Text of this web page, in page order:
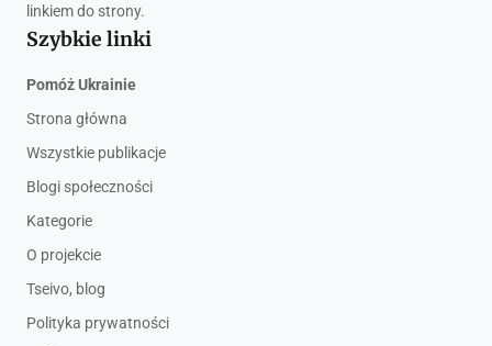
linkiem do strony.
Szybkie linki
Pomóż Ukrainie
Strona główna
Wszystkie publikacje
Blogi społeczności
Kategorie
O projekcie
Tseivo, blog
Polityka prywatności